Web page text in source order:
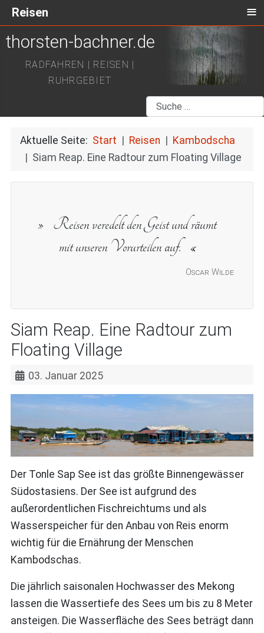
thorsten-bachner.de
RADFAHREN | REISEN |
RUHRGEBIET
Suchen
Aktuelle Seite: Start Reisen
Kambodscha
Siam Reap. Eine Radtour zum Floating Village
Oscar Wilde
Reisen veredelt den Geist und räumt
mit unseren Vorurteilen auf.
Siam Reap. Eine Radtour zum
Floating Village
03. Januar 2025
Der Tonle Sap See ist das größte Binnengewässer
Südostasiens. Der See ist aufgrund des
außerordentlichen Fischreichtums und als
Wasserspeicher für den Anbau von Reis enorm
wichtig für die Ernährung der Menschen
Kambodschas.
Die jährlich saisonalen Hochwasser des Mekong
lassen die Wassertiefe des Sees um bis zu 8 Meter
ansteigen. Die Wasserfläche des Sees beträgt dann
Reisen ≡